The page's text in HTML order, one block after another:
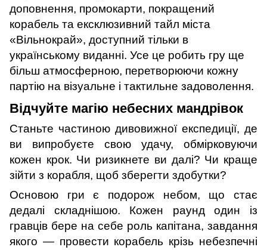
доповнення, промокарти, покращений
корабель та ексклюзивний тайл міста
«Вільнокрай», доступний тільки в
українському виданні. Усе це робить гру ще
більш атмосферною, перетворюючи кожну
партію на візуальне і тактильне задоволення.
Відчуйте магію небесних мандрівок
Станьте частиною дивовижної експедиції, де
ви випробуєте свою удачу, обмірковуючи
кожен крок. Чи ризикнете ви далі? Чи краще
зійти з корабля, щоб зберегти здобутки?
Основою гри є подорож небом, що стає
дедалі складнішою. Кожен раунд один із
гравців бере на себе роль капітана, завдання
якого — провести корабель крізь небезпечні